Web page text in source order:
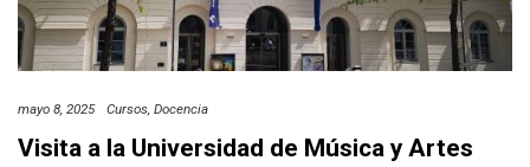
mayo 8, 2025 Cursos Docencia
Visita a la Universidad de Música y Artes